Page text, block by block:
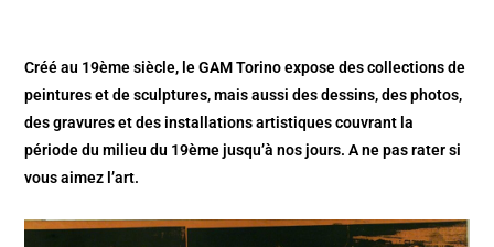
Créé au 19ème siècle, le GAM Torino expose des collections de
peintures et de sculptures, mais aussi des dessins, des photos,
des gravures et des installations artistiques couvrant la
période du milieu du 19ème jusqu’à nos jours. A ne pas rater si
vous aimez l’art.